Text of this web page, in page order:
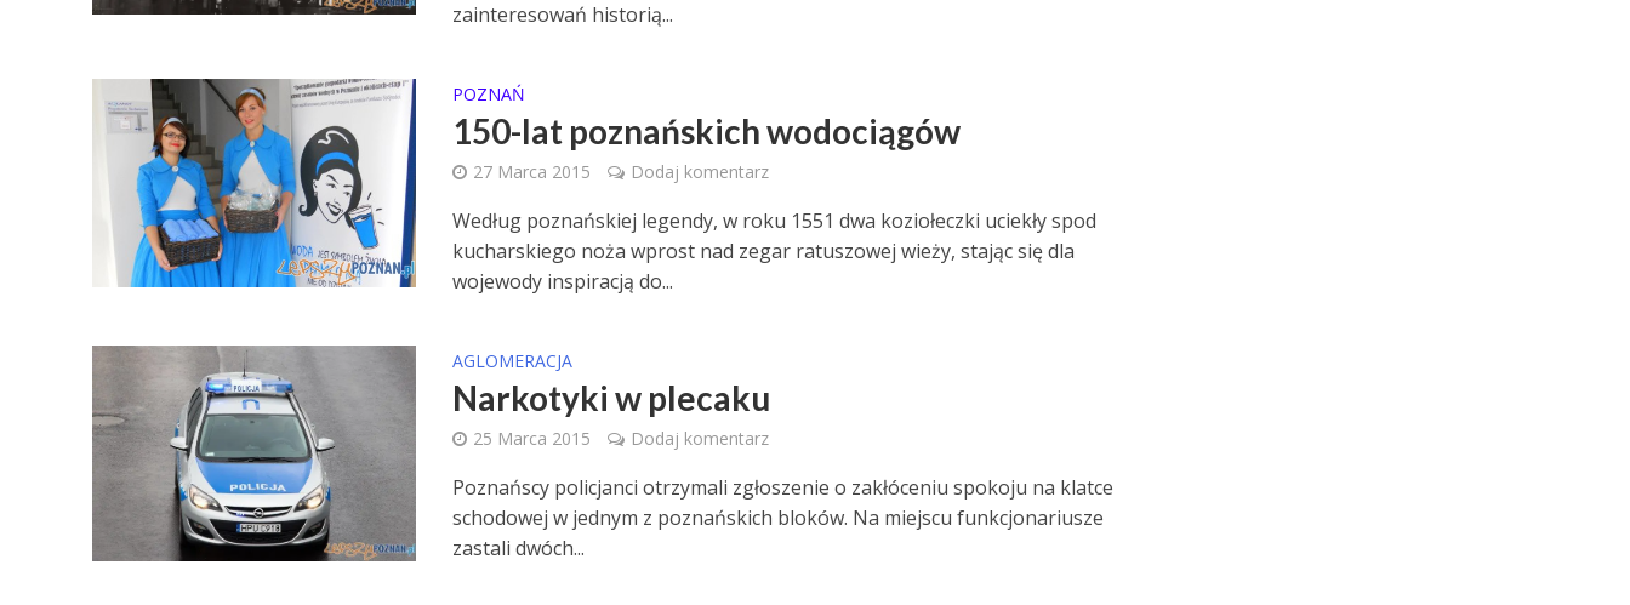
zainteresowań historią...
POZNAŃ
150-lat poznańskich wodociągów
27 Marca 2015 Dodaj komentarz
Według poznańskiej legendy, w roku 1551 dwa koziołeczki uciekły spod
kucharskiego noża wprost nad zegar ratuszowej wieży, stając się dla
wojewody inspiracją do...
AGLOMERACJA
Narkotyki w plecaku
25 Marca 2015 Dodaj komentarz
Poznańscy policjanci otrzymali zgłoszenie o zakłóceniu spokoju na klatce
schodowej w jednym z poznańskich bloków. Na miejscu funkcjonariusze
zastali dwóch...